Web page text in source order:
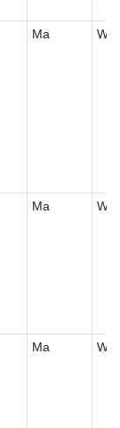
Ma W
Ma W
Ma W